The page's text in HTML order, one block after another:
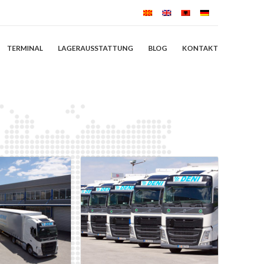
TERMINAL LAGERAUSSTATTUNG BLOG KONTAKT